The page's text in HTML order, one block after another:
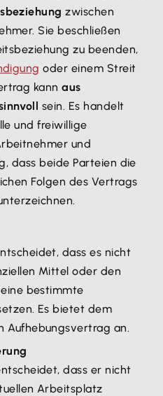
zwischen
Sie beschließen
zu beenden,
oder einem Streit
kannaus
sein. Es handelt
und freiwillige
und
dass beide Parteien die
Folgen des Vertrags
dass es nicht
Mittel oder den
bestimmte
Es bietet dem
Aufhebungsvertrag an.
dass er nicht
Arbeitsplatz